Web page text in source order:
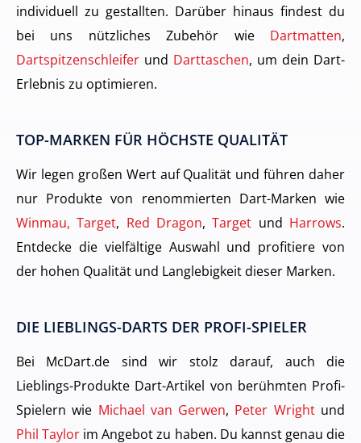
individuell zu gestallten. Darüber hinaus findest du
bei uns nützliches Zubehör wie Dartmatten,
Dartspitzenschleifer und Darttaschen, um dein Dart-
Erlebnis zu optimieren.
TOP-MARKEN FÜR HÖCHSTE QUALITÄT
Wir legen großen Wert auf Qualität und führen daher
nur Produkte von renommierten Dart-Marken wie
Winmau, Target, Red Dragon,Target und Harrows.
Entdecke die vielfältige Auswahl und profitiere von
der hohen Qualität und Langlebigkeit dieser Marken.
DIE LIEBLINGS-DARTS DER PROFI-SPIELER
Bei McDart.de sind wir stolz darauf, auch die
Lieblings-Produkte Dart-Artikel von berühmten Profi-
Spielern wie Michael van Gerwen, Peter Wrightund
Phil Taylor im Angebot zu haben. Du kannst genau die